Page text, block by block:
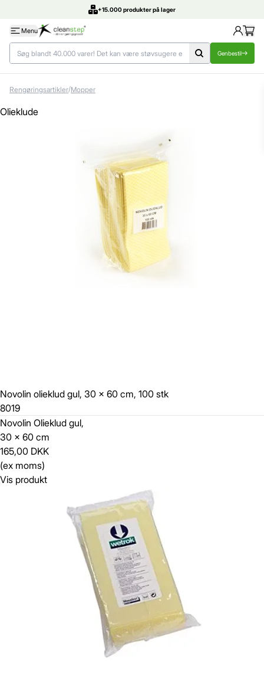
+15.000 produkter på lager
Menu
Genbestil
Rengøringsartikler/Mopper
Olieklude
Novolin olieklud gul, 30 x 60 cm, 100 stk
8019
Novolin Olieklud gul,
30 x 60 cm
165,00 DKK
(ex moms)
Vis produkt